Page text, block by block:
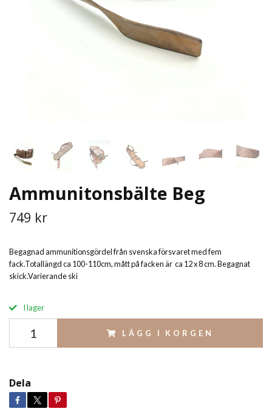
Ammunitonsbälte Beg
749 kr
Begagnad ammunitionsgördel från svenska försvaret med fem
fack.Totallängd ca 100-110cm, mått på facken är ca 12 x 8 cm. Begagnat
skick.Varierande ski
I lager
LÄGG I KORGEN
Dela